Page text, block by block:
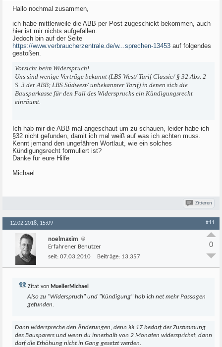
Hallo nochmal zusammen,
ich habe mittlerweile die ABB per Post zugeschickt bekommen, auch
hier ist mir nichts aufgefallen.
Jedoch bin auf der Seite
https://www.verbraucherzentrale.de/w...sprechen-13453 auf folgendes
gestoßen.
Vorsicht beim Widerspruch!
Uns sind wenige Verträge bekannt (LBS West/ Tarif Classic/ § 32 Abs. 2
S. 3 der ABB; LBS Südwest/ unbekannter Tarif) in denen sich die
Bausparkasse für den Fall des Widerspruchs ein Kündigungsrecht
einräumt.
Ich hab mir die ABB mal angeschaut um zu schauen, leider habe ich
§32 nicht gefunden, damit ich mal weiß auf was ich achten muss.
Kennt jemand den ungefähren Wortlaut, wie ein solches
Kündigungsrecht formuliert ist?
Danke für eure Hilfe
Michael
Zitieren
12.02.2018, 15:09 #11
noelmaxim
Erfahrener Benutzer
seit: 07.03.2010 Beiträge: 13.357
0
Zitat von MuellerMichael
Also zu "Widerspruch" und "Kündigung" hab ich net mehr Passagen
gefunden.
Dann widerspreche den Änderungen, denn §§ 17 bedarf der Zustimmung
des Bausparers und wenn du innerhalb von 2 Monaten widersprichst, dann
darf die Erhöhung nicht in Gang gesetzt werden.